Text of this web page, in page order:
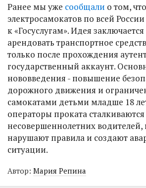
Ранее мы уже сообщали о том,
электросамокатов по всей
к «Госуслугам». Идея
арендовать транспортное
только после прохождения
государственный аккаунт.
нововведения - повышение
дорожного движения и
самокатами детьми младше 18
операторы проката
несовершеннолетних водителей,
нарушают правила и создают
ситуации.
Автор: Мария Репина